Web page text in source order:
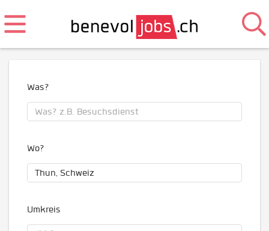
Was?
Wo?
Umkreis